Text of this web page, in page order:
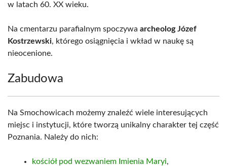
w latach 60. XX wieku.
Na cmentarzu parafialnym spoczywa archeolog Józef
Kostrzewski, którego osiągnięcia i wkład w naukę są
nieocenione.
Zabudowa
Na Smochowicach możemy znaleźć wiele interesujących
miejsc i instytucji, które tworzą unikalny charakter tej część
Poznania. Należy do nich:
kościół pod wezwaniem Imienia Maryi,